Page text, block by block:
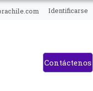
Identificarse
Contáctenos